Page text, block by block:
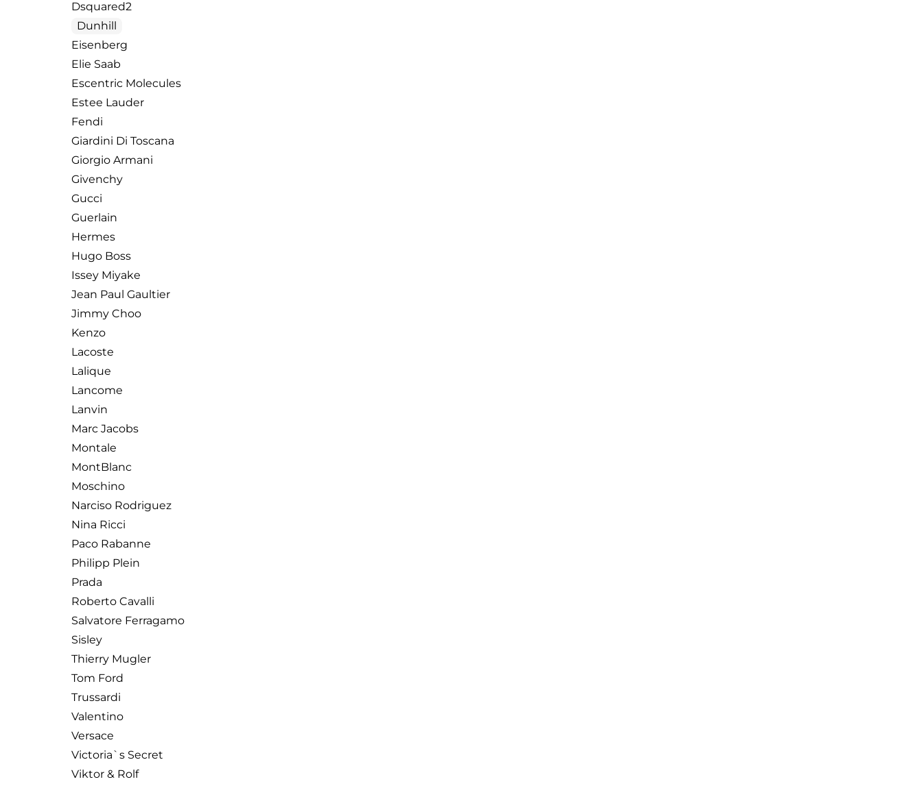
Dsquared2
Dunhill
Eisenberg
Elie Saab
Escentric Molecules
Estee Lauder
Fendi
Giardini Di Toscana
Giorgio Armani
Givenchy
Gucci
Guerlain
Hermes
Hugo Boss
Issey Miyake
Jean Paul Gaultier
Jimmy Choo
Kenzo
Lacoste
Lalique
Lancome
Lanvin
Marc Jacobs
Montale
MontBlanc
Moschino
Narciso Rodriguez
Nina Ricci
Paco Rabanne
Philipp Plein
Prada
Roberto Cavalli
Salvatore Ferragamo
Sisley
Thierry Mugler
Tom Ford
Trussardi
Valentino
Versace
Victoria`s Secret
Viktor & Rolf